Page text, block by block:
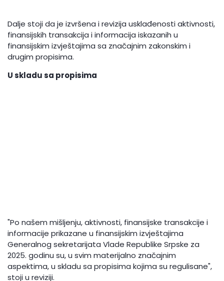
Dalje stoji da je izvršena i revizija usklađenosti aktivnosti,
finansijskih transakcija i informacija iskazanih u
finansijskim izvještajima sa značajnim zakonskim i
drugim propisima.
U skladu sa propisima
"Po našem mišljenju, aktivnosti, finansijske transakcije i
informacije prikazane u finansijskim izvještajima
Generalnog sekretarijata Vlade Republike Srpske za
2025. godinu su, u svim materijalno značajnim
aspektima, u skladu sa propisima kojima su regulisane",
stoji u reviziji.